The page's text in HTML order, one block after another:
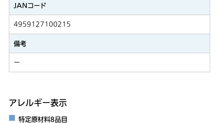
JANコード
4959127100215
備考
ー
アレルギー表示
特定原材料8品目